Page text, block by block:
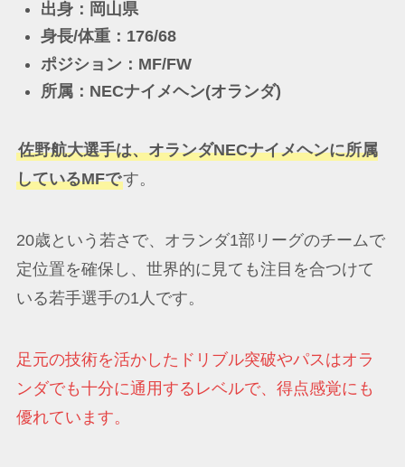
出身：岡山県
身長/体重：176/68
ポジション：MF/FW
所属：NECナイメヘン(オランダ)
佐野航大選手は、オランダNECナイメヘンに所属
しているMFです。
20歳という若さで、オランダ1部リーグのチームで
定位置を確保し、世界的に見ても注目を合つけて
いる若手選手の1人です。
足元の技術を活かしたドリブル突破やパスはオラ
ンダでも十分に通用するレベルで、得点感覚にも
優れています。